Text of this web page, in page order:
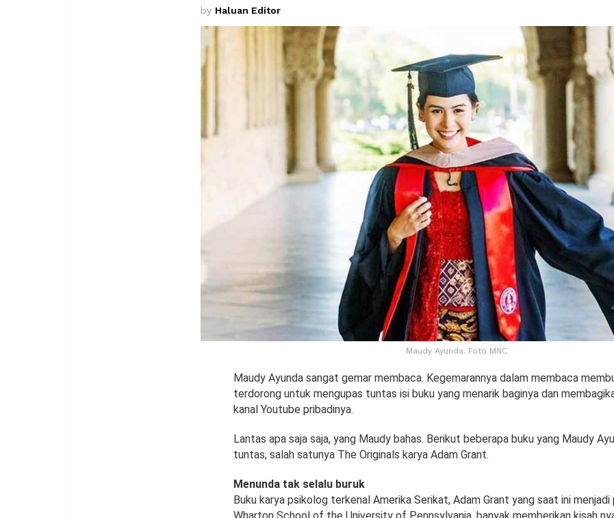
by Haluan Editor
Maudy Ayunda. Foto MNC
Maudy Ayunda sangat gemar membaca. Kegemarannya dalam membaca
terdorong untuk mengupas tuntas isi buku yang menarik baginya dan
kanal Youtube pribadinya.
Lantas apa saja saja, yang Maudy bahas. Berikut beberapa buku yang Maudy
tuntas, salah satunya The Originals karya Adam Grant.
Menunda tak selalu buruk
Buku karya psikolog terkenal Amerika Serikat, Adam Grant yang saat ini